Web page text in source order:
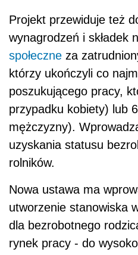
Projekt przewiduje też
wynagrodzeń i składek
społeczne za
którzy ukończyli co
poszukującego pracy,
przypadku kobiety) lub
mężczyzny).
uzyskania statusu
rolników.
Nowa ustawa ma
utworzenie stanowiska
dla bezrobotnego
rynek pracy - do